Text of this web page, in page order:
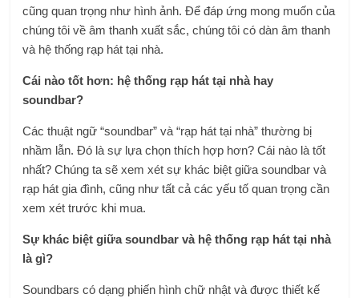
cũng quan trọng như hình ảnh. Để đáp ứng mong muốn của
chúng tôi về âm thanh xuất sắc, chúng tôi có dàn âm thanh
và hệ thống rạp hát tại nhà.
Cái nào tốt hơn: hệ thống rạp hát tại nhà hay
soundbar?
Các thuật ngữ “soundbar” và “rạp hát tại nhà” thường bị
nhầm lẫn. Đó là sự lựa chọn thích hợp hơn? Cái nào là tốt
nhất? Chúng ta sẽ xem xét sự khác biệt giữa soundbar và
rạp hát gia đình, cũng như tất cả các yếu tố quan trọng cần
xem xét trước khi mua.
Sự khác biệt giữa soundbar và hệ thống rạp hát tại nhà
là gì?
Soundbars có dạng phiến hình chữ nhật và được thiết kế